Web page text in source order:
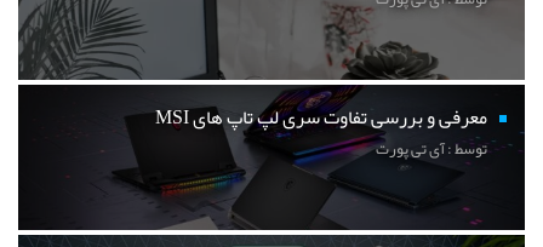
معرفی و بررسی تفاوت سری لپ تاپ های MSI
توسط : آی تی پورت